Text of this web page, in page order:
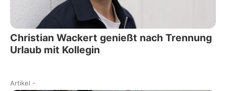
Christian Wackert genießt nach Trennung
Urlaub mit Kollegin
Artikel -